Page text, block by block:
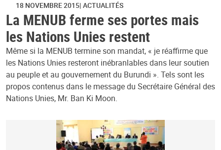
18 NOVEMBRE 2015 ACTUALITÉS
La MENUB ferme ses portes mais
les Nations Unies restent
Même si la MENUB termine son mandat, « je réaffirme que
les Nations Unies resteront inébranlables dans leur soutien
au peuple et au gouvernement du Burundi ». Tels sont les
propos contenus dans le message du Secrétaire Général des
Nations Unies, Mr. Ban Ki Moon.